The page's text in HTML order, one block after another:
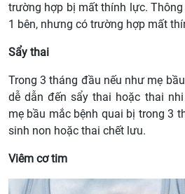
trường hợp bị mất thính lực.
1 bên, nhưng có trường hợp mất
Sẩy thai
Trong 3 tháng đầu nếu như mẹ
dễ dẫn đến sẩy thai hoặc thai
mẹ bầu mắc bệnh quai bị trong 3
sinh non hoặc thai chết lưu.
Viêm cơ tim